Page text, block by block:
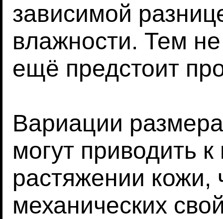
зависимой
влажности. Тем
ещё предстоит
Вариации
могут приводить
растяжении кожи,
механических